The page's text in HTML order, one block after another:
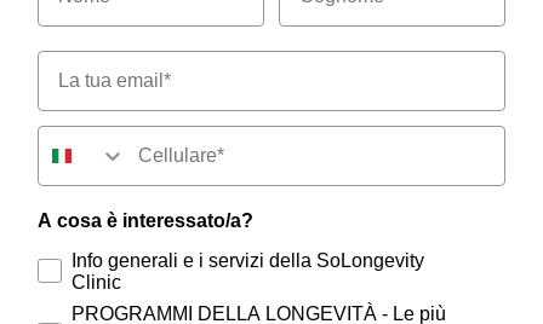
Email*
Numero di telefono
A cosa è interessato/a?
Info generali e i servizi della SoLongevity
Clinic
PROGRAMMI DELLA LONGEVITÀ - Le più